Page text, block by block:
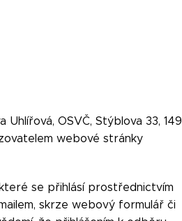
Uhlířová, OSVČ, Stýblova 33, 149
webové stránky
se přihlásí prostřednictvím
skrze webový formulář či